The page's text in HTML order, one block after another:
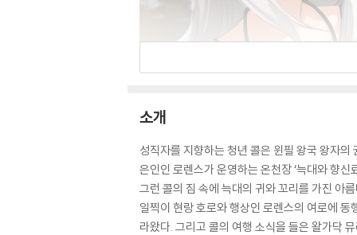
소개
성직자를 지향하는 청년 콜은 윈필 왕국 왕자
은인인 로렌스가 운영하는 온천장 ‘늑대와 향신
그런 콜의 짐 속에 늑대의 귀와 꼬리를 가진 아
일찍이 현랑 호로와 행상인 로렌스의 여로에
라왔다. 그리고 콜의 여행 소식을 들은 왈가닥